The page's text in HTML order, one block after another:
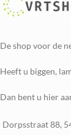
De shop voor de
Heeft u biggen,
Dan bent u hier
Dorpsstraat 88,